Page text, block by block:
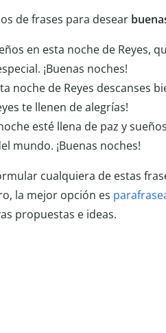
de frases para desear
en esta noche de Reyes,
¡Buenas noches!
noche de Reyes descanses
te llenen de alegrías!
esté llena de paz y
mundo. ¡Buenas noches!
cualquiera de estas
la mejor opción es
propuestas e ideas.